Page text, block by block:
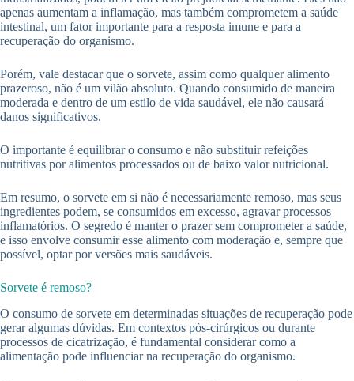
apenas aumentam a inflamação, mas também comprometem a saúde
intestinal, um fator importante para a resposta imune e para a
recuperação do organismo.
Porém, vale destacar que o sorvete, assim como qualquer alimento
prazeroso, não é um vilão absoluto. Quando consumido de maneira
moderada e dentro de um estilo de vida saudável, ele não causará
danos significativos.
O importante é equilibrar o consumo e não substituir refeições
nutritivas por alimentos processados ou de baixo valor nutricional.
Em resumo, o sorvete em si não é necessariamente remoso, mas seus
ingredientes podem, se consumidos em excesso, agravar processos
inflamatórios. O segredo é manter o prazer sem comprometer a saúde,
e isso envolve consumir esse alimento com moderação e, sempre que
possível, optar por versões mais saudáveis.
Sorvete é remoso?
O consumo de sorvete em determinadas situações de recuperação pode
gerar algumas dúvidas. Em contextos pós-cirúrgicos ou durante
processos de cicatrização, é fundamental considerar como a
alimentação pode influenciar na recuperação do organismo.